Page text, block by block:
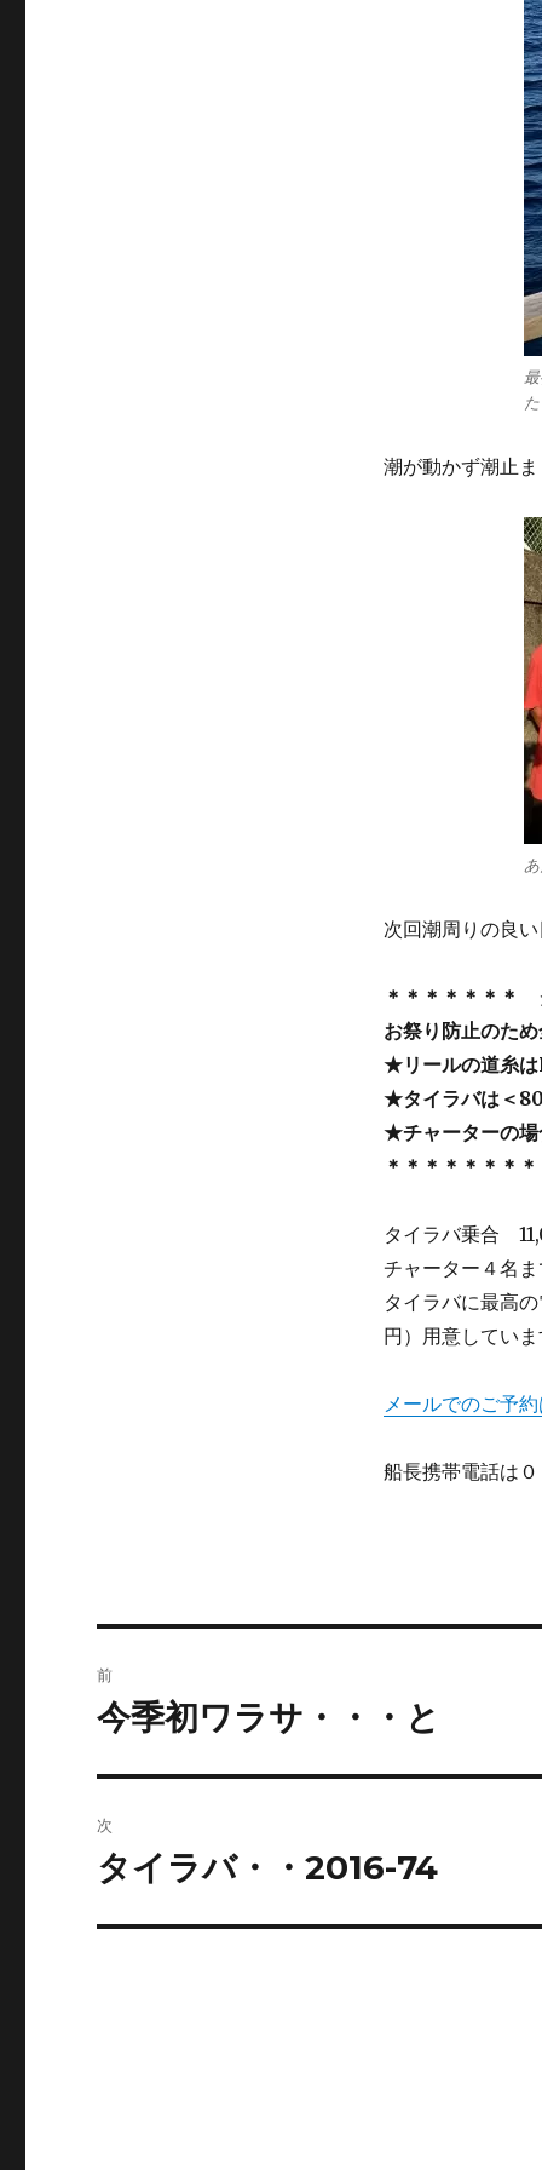
潮が動かず潮止
次回潮周りの良
＊＊＊＊＊＊＊
お祭り防止のた
★リールの道糸
★タイラバは＜
★チャーターの場
＊＊＊＊＊＊＊
タイラバ乗合
チャーター４名
タイラバに最高
円）用意してい
メールでのご予
船長携帯電話は
稿
ゲ
前
前
投
稿:
今季初ワラサ・・・と
次
次
投
タイラバ・・2016-74